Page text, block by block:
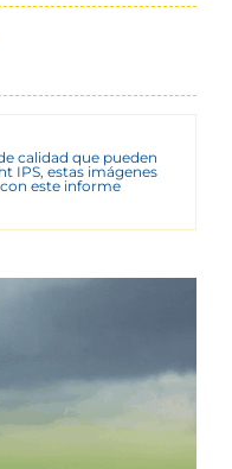
calidad que pueden
IPS, estas imágenes
este informe